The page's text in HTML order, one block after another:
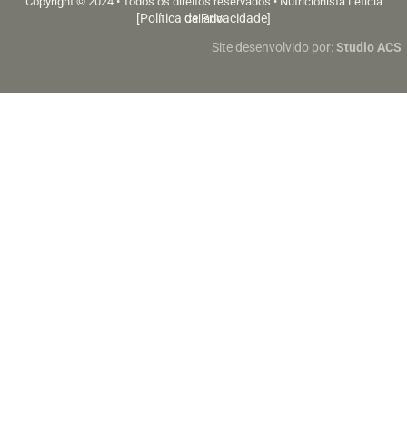
Callado
[Política de Privacidade]
Site desenvolvido por:Studio ACS